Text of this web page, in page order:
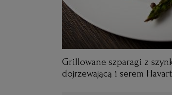
Grillowane szparagi z
dojrzewającą i serem